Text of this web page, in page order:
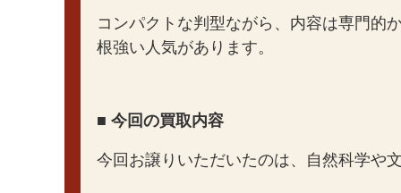
コンパクトな判型ながら、内容は専門的
根強い人気があります。
■ 今回の買取内容
今回お譲りいただいたのは、自然科学や